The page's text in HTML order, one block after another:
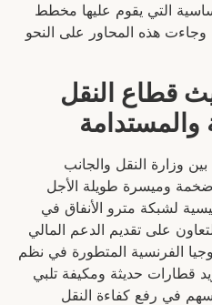
التي يقوم عليها مخطط
وجاءت هذه المحاور على النحو
قطاع النقل
والمستدامة
وزارة النقل والجانب
وميسرة طويلة الأجل
لشبكة مترو الأنفاق في
على تقديم الدعم المالي
الفرنسية المتطورة في نظم
قطارات حديثة ومكيفة تلبي
يسهم في رفع كفاءة النقل